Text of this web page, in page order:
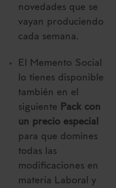
novedades que se
vayan produciendo
cada semana.
El Memento Social
lo tienes disponible
también en el
siguiente Pack con
un precio especial
para que domines
todas las
modificaciones en
materia Laboral y